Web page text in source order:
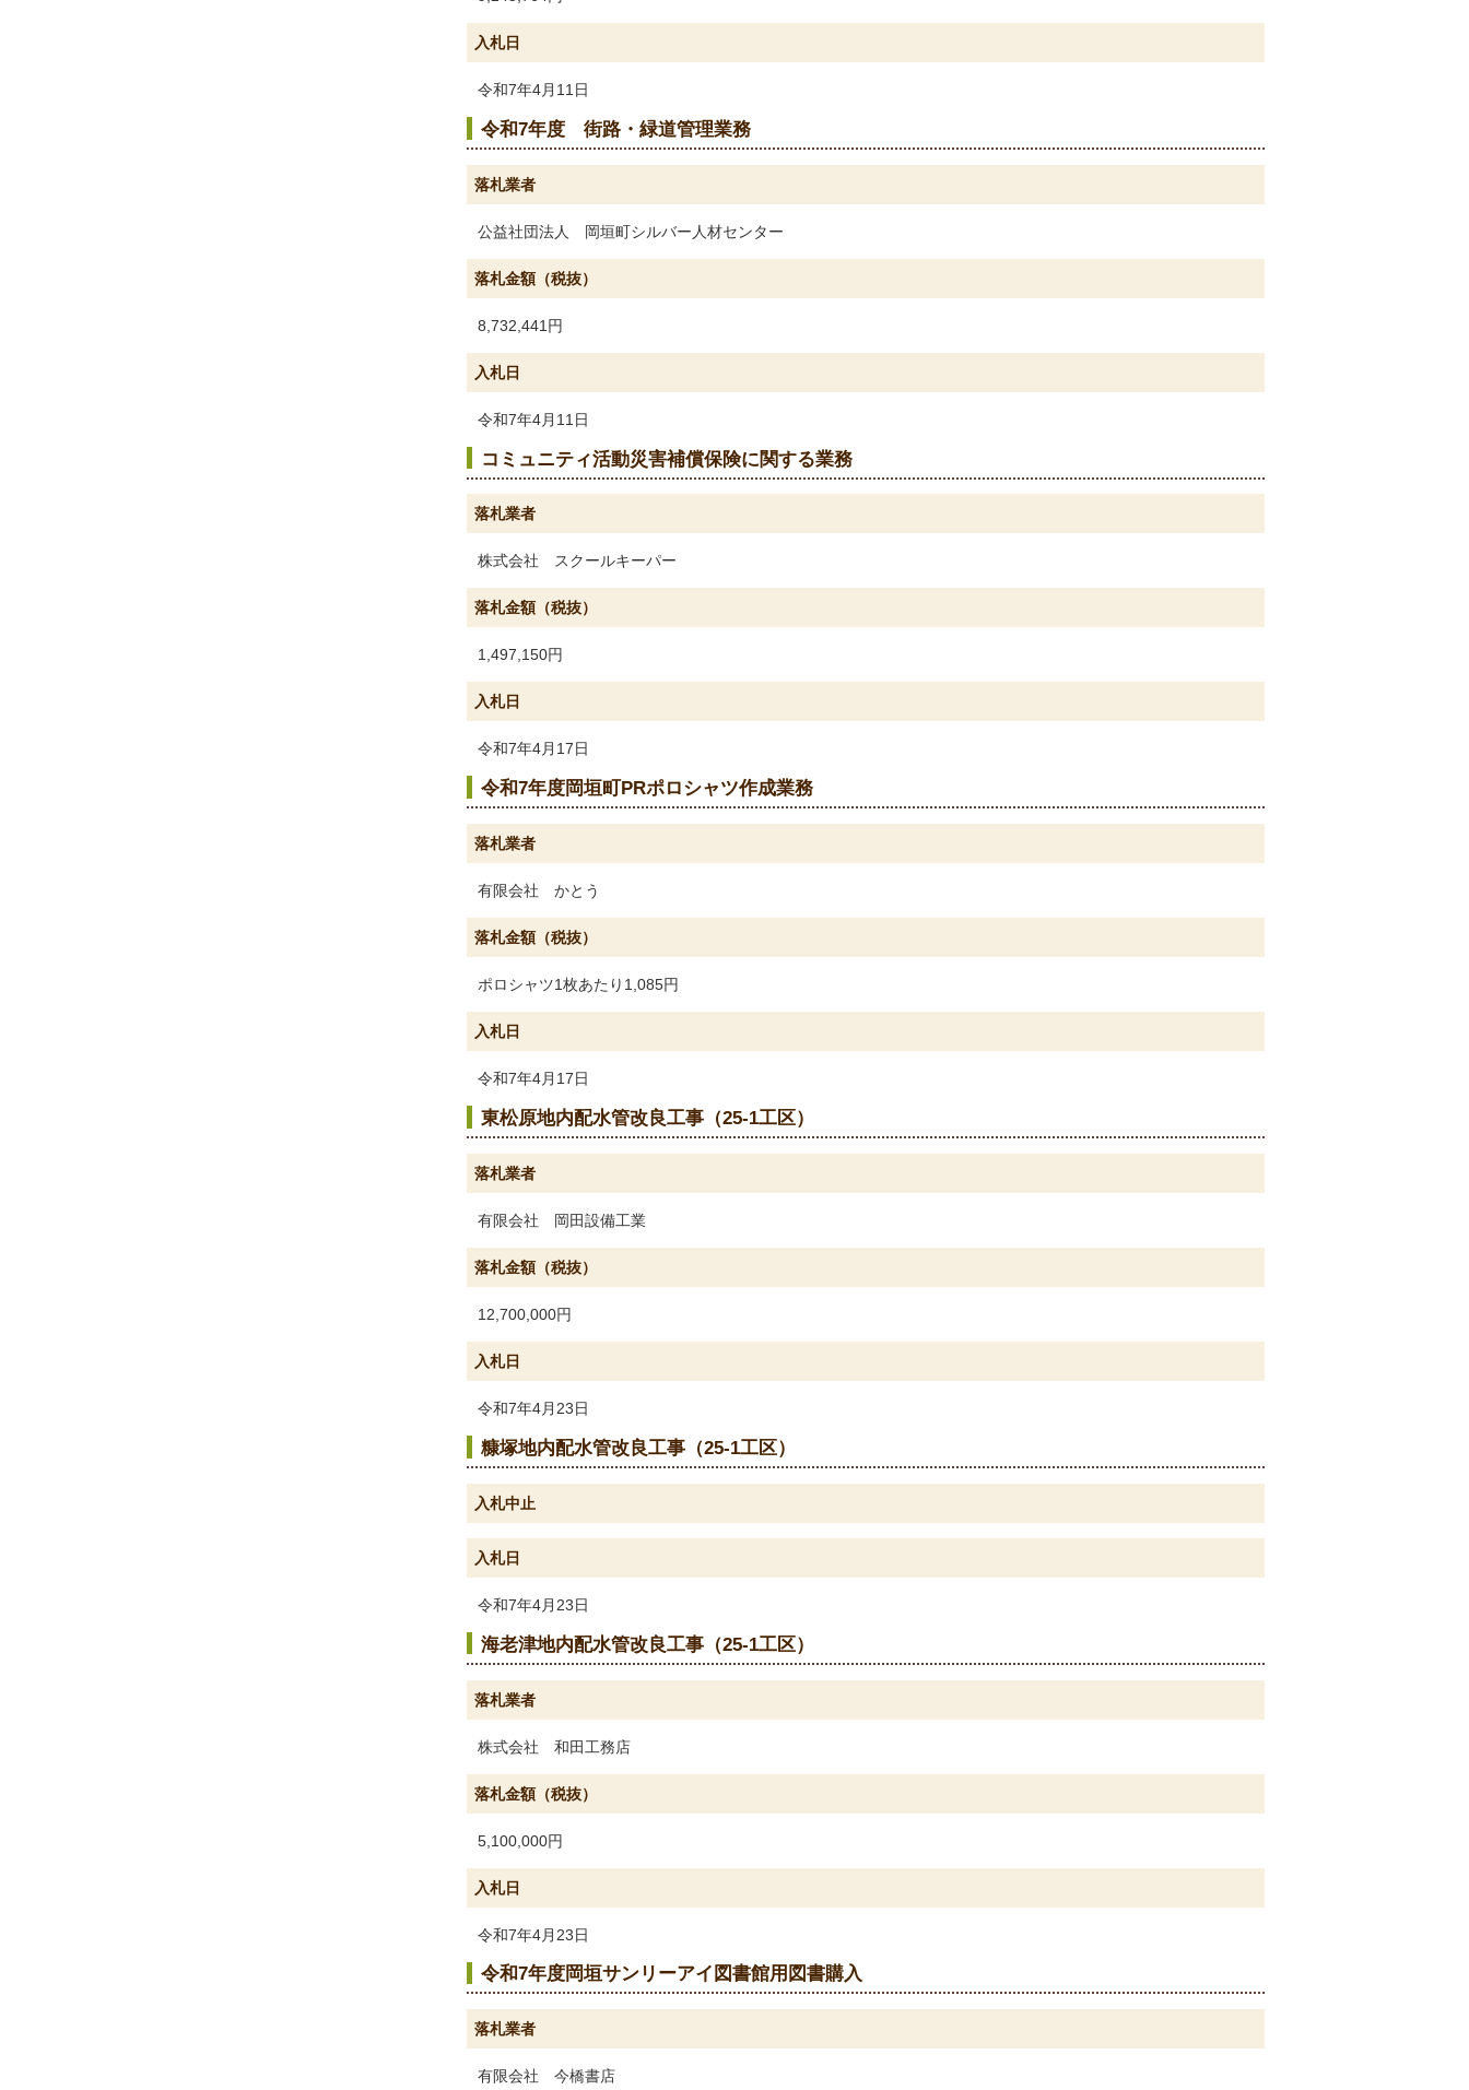
入札日
令和7年4月11日
令和7年度 街路・緑道管理業務
落札業者
公益社団法人 岡垣町シルバー人材センター
落札金額（税抜）
8,732,441円
入札日
令和7年4月11日
コミュニティ活動災害補償保険に関する業務
落札業者
株式会社 スクールキーパー
落札金額（税抜）
1,497,150円
入札日
令和7年4月17日
令和7年度岡垣町PRポロシャツ作成業務
落札業者
有限会社 かとう
落札金額（税抜）
ポロシャツ1枚あたり1,085円
入札日
令和7年4月17日
東松原地内配水管改良工事（25-1工区）
落札業者
有限会社 岡田設備工業
落札金額（税抜）
12,700,000円
入札日
令和7年4月23日
糠塚地内配水管改良工事（25-1工区）
入札中止
入札日
令和7年4月23日
海老津地内配水管改良工事（25-1工区）
落札業者
株式会社 和田工務店
落札金額（税抜）
5,100,000円
入札日
令和7年4月23日
令和7年度岡垣サンリーアイ図書館用図書購入
落札業者
有限会社 今橋書店